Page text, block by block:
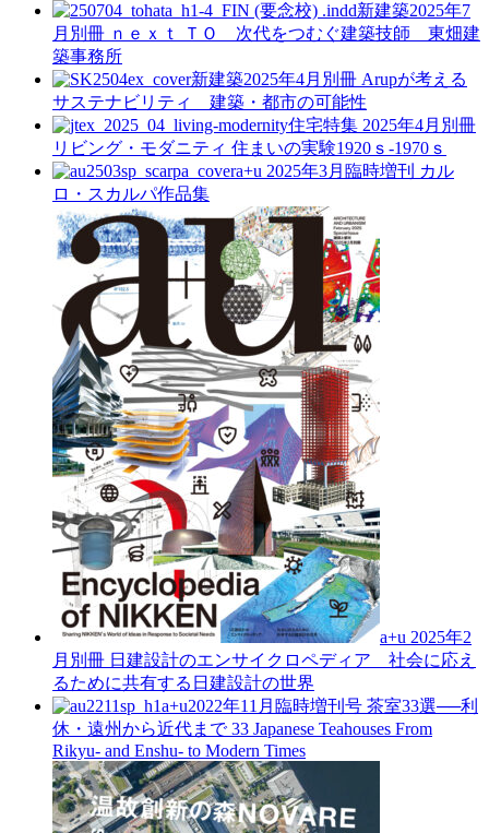
新建築2025年7
月別冊 ｎｅｘｔ ＴＯ 次代をつむぐ建築技師 東畑建
築事務所
新建築2025年4月別冊 Arupが考える
サステナビリティ 建築・都市の可能性
住宅特集 2025年4月別冊
リビング・モダニティ 住まいの実験1920ｓ-1970ｓ
a+u 2025年3月臨時増刊 カル
ロ・スカルパ作品集
a+u 2025年2
月別冊 日建設計のエンサイクロペディア 社会に応え
るために共有する日建設計の世界
a+u2022年11月臨時増刊号 茶室33選──利
休・遠州から近代まで 33 Japanese Teahouses From
Rikyu- and Enshu- to Modern Times